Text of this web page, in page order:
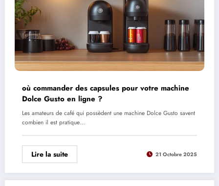
où commander des capsules pour votre machine
Dolce Gusto en ligne ?
Les amateurs de café qui possèdent une machine Dolce Gusto savent
combien il est pratique…
Lire la suite 21 Octobre 2025